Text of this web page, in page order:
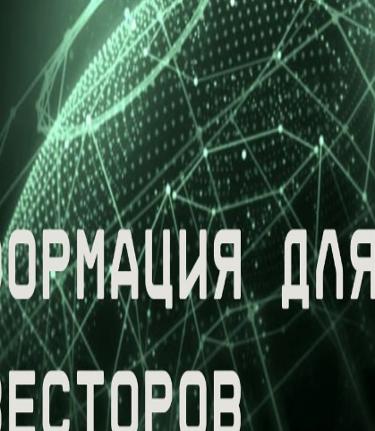
Имя
Номер телефона
Email
Вопрос
Согласиена обработку
В данный момент
находится в
за новостями о